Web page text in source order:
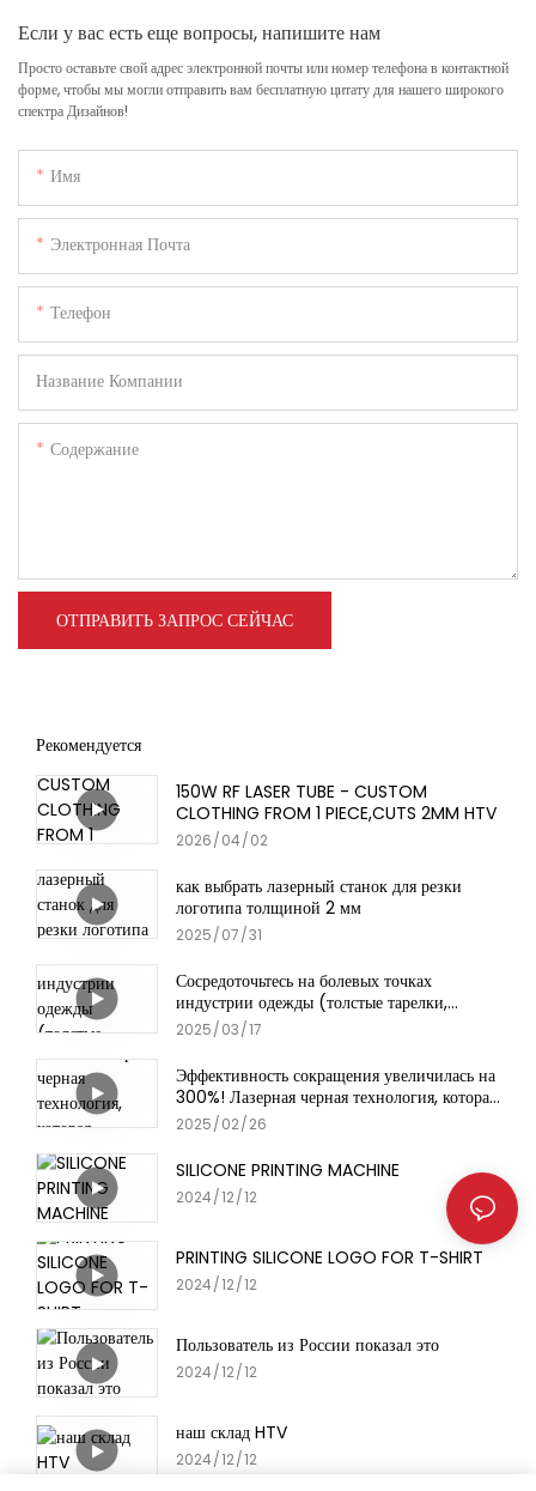
Если у вас есть еще вопросы, напишите нам
Просто оставьте свой адрес электронной почты или номер телефона в контактной
форме, чтобы мы могли отправить вам бесплатную цитату для нашего широкого
спектра Дизайнов!
Имя
Электронная Почта
Телефон
Название Компании
Содержание
ОТПРАВИТЬ ЗАПРОС СЕЙЧАС
Рекомендуется
150W RF LASER TUBE - CUSTOM
CLOTHING FROM 1 PIECE,CUTS 2MM HTV
2026 04 02
как выбрать лазерный станок для резки
логотипа толщиной 2 мм
2025 07 31
Сосредоточьтесь на болевых точках
индустрии одежды (толстые тарелки,
надписные фильмы)
2025 03 17
Эффективность сокращения увеличилась на
300%! Лазерная черная технология, которая
разбивается боссами швейных фабрик
2025 02 26
SILICONE PRINTING MACHINE
2024 12 12
PRINTING SILICONE LOGO FOR T-SHIRT
2024 12 12
Пользователь из России показал это
2024 12 12
наш склад HTV
2024 12 12